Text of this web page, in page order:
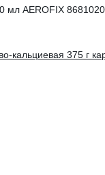
мл AEROFIX